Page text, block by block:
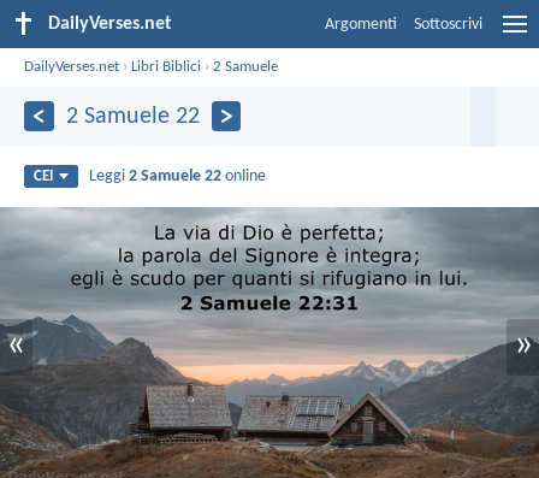
DailyVerses.net Argomenti Sottoscrivi
DailyVerses.net ›Libri Biblici ›2 Samuele
2 Samuele 22
CEI Leggi2 Samuele 22 online
« »